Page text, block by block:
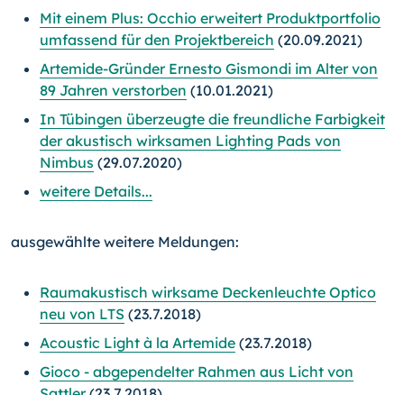
Mit einem Plus: Occhio erweitert Produktportfolio
umfassend für den Projektbereich (20.09.2021)
Artemide-Gründer Ernesto Gismondi im Alter von
89 Jahren verstorben (10.01.2021)
In Tübingen überzeugte die freundliche Farbigkeit
der akustisch wirksamen Lighting Pads von
Nimbus (29.07.2020)
weitere Details...
ausgewählte weitere Meldungen:
Raumakustisch wirksame Deckenleuchte Optico
neu von LTS (23.7.2018)
Acoustic Light à la Artemide (23.7.2018)
Gioco - abgependelter Rahmen aus Licht von